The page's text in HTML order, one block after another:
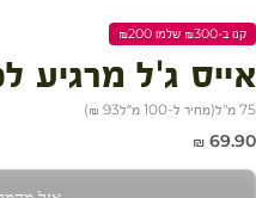
קנו ב-₪300 שלמו ₪200
אייס ג'ל מרגיע
75 מ"ל (מחיר ל-100 מ״ל 93 ₪
)
מחיר מבצע
69.90 ₪